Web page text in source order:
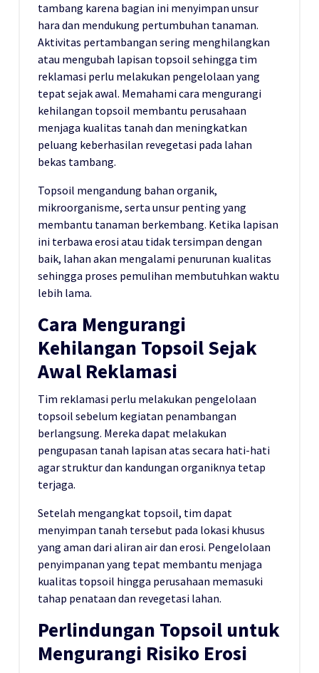
tambang karena bagian ini menyimpan unsur
hara dan mendukung pertumbuhan tanaman.
Aktivitas pertambangan sering menghilangkan
atau mengubah lapisan topsoil sehingga tim
reklamasi perlu melakukan pengelolaan yang
tepat sejak awal. Memahami cara mengurangi
kehilangan topsoil membantu perusahaan
menjaga kualitas tanah dan meningkatkan
peluang keberhasilan revegetasi pada lahan
bekas tambang.
Topsoil mengandung bahan organik,
mikroorganisme, serta unsur penting yang
membantu tanaman berkembang. Ketika lapisan
ini terbawa erosi atau tidak tersimpan dengan
baik, lahan akan mengalami penurunan kualitas
sehingga proses pemulihan membutuhkan waktu
lebih lama.
Cara Mengurangi
Kehilangan Topsoil Sejak
Awal Reklamasi
Tim reklamasi perlu melakukan pengelolaan
topsoil sebelum kegiatan penambangan
berlangsung. Mereka dapat melakukan
pengupasan tanah lapisan atas secara hati-hati
agar struktur dan kandungan organiknya tetap
terjaga.
Setelah mengangkat topsoil, tim dapat
menyimpan tanah tersebut pada lokasi khusus
yang aman dari aliran air dan erosi. Pengelolaan
penyimpanan yang tepat membantu menjaga
kualitas topsoil hingga perusahaan memasuki
tahap penataan dan revegetasi lahan.
Perlindungan Topsoil untuk
Mengurangi Risiko Erosi